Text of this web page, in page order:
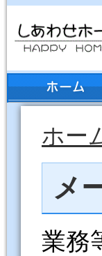
ホー
メ
業務